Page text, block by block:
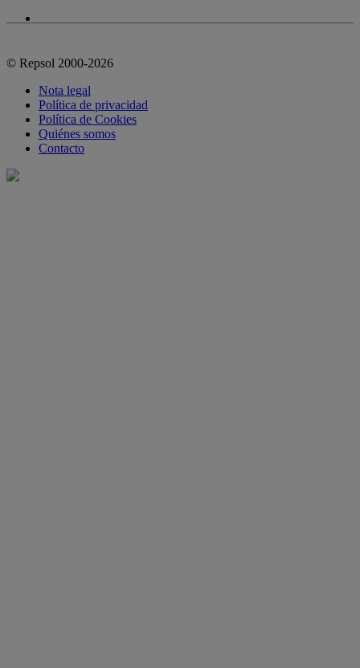
© Repsol 2000-2026
Nota legal
Política de privacidad
Política de Cookies
Quiénes somos
Contacto